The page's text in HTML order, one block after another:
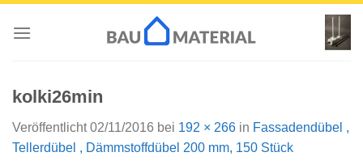
Inhalt
kolki26min
Veröffentlicht02/11/2016 bei 192 × 266 in Fassadendübel ,
Tellerdübel , Dämmstoffdübel 200 mm, 150 Stück